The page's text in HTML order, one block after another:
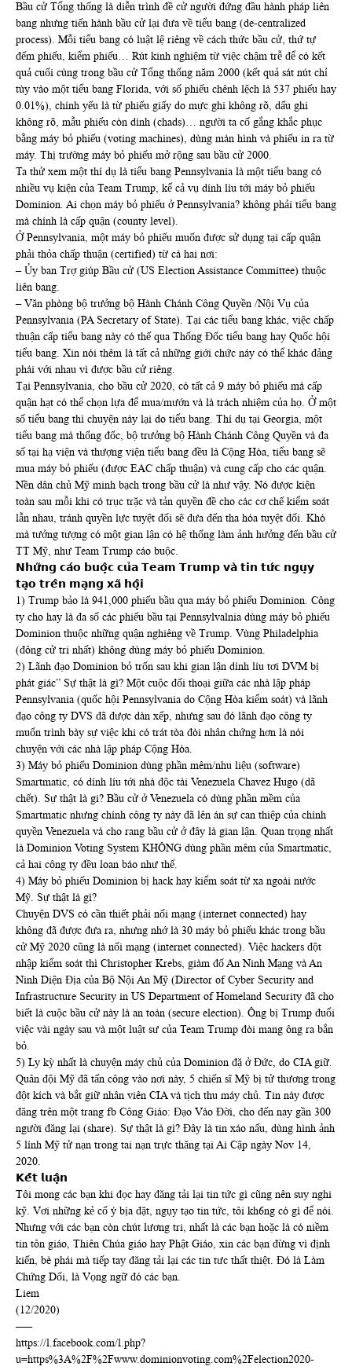
Bầu cử Tổng thống là diễn trình đề cử người đứng đầu hành pháp liên
bang nhưng tiến hành bầu cử lại đưa về tiểu bang (de-centralized
process). Mỗi tiểu bang có luật lệ riêng về cách thức bầu cử, thứ tự
đếm phiếu, kiểm phiếu… Rút kinh nghiệm từ việc chậm trễ để có kết
quả cuối cùng trong bầu cử Tổng thống năm 2000 (kết quả sát nút chỉ
tùy vào một tiểu bang Florida, với số phiếu chênh lệch là 537 phiếu hay
0.01%), chính yếu là từ phiếu giấy do mực ghi không rõ, dấu ghi
không rõ, mẫu phiếu còn dính (chads)… người ta cố gắng khắc phục
bằng máy bỏ phiếu (voting machines), dùng màn hình và phiếu in ra từ
máy. Thị trường máy bỏ phiếu mở rộng sau bầu cử 2000.
Ta thử xem một thí dụ là tiểu bang Pennsylvania là một tiểu bang có
nhiều vụ kiện của Team Trump, kể cả vụ dính líu tới máy bỏ phiếu
Dominion. Ai chọn máy bỏ phiếu ở Pennsylvania? không phải tiểu bang
mà chính là cấp quận (county level).
Ở Pennsylvania, một máy bỏ phiếu muốn được sử dụng tại cấp quận
phải thỏa chấp thuận (certified) từ cà hai nơi:
– Ủy ban Trợ giúp Bầu cử (US Election Assistance Committee) thuộc
liên bang.
– Văn phòng bộ trưởng bộ Hành Chánh Công Quyền /Nội Vụ của
Pennsylvania (PA Secretary of State). Tại các tiểu bang khác, việc chấp
thuận cấp tiểu bang này có thế qua Thống Đốc tiểu bang hay Quốc hội
tiểu bang. Xin nói thêm là tất cả những giới chức náy có thể khác đảng
phái với nhau vì được bầu cử riêng.
Tại Pennsylvania, cho bầu cử 2020, có tất cả 9 máy bỏ phiếu mà cấp
quận hạt có thể chọn lựa để mua/mướn và là trách nhiệm của họ. Ở một
số tiểu bang thì chuyện này lại do tiểu bang. Thí dụ tại Georgia, một
tiểu bang mà thống đốc, bộ trưởng bộ Hành Chánh Công Quyền và đa
số tại hạ viện và thượng viện tiểu bang đều là Cộng Hòa, tiểu bang sẽ
mua máy bỏ phiếu (được EAC chấp thuận) và cung cấp cho các quận.
Nền dân chủ Mỹ minh bạch trong bầu cử là như vậy. Nó được kiện
toàn sau mỗi khi có trục trặc và tản quyền đề cho các cơ chế kiểm soát
lẫn nhau, tránh quyền lực tuyệt đối sẽ đưa đến tha hóa tuyệt đối. Khó
mà tưởng tượng có một gian lận có hệ thống làm ảnh hưởng đến bầu cử
TT Mỹ, như Team Trump cáo buộc.
𝗡𝗵𝘂̛̃𝗻𝗴 𝗰𝗮́𝗼 𝗯𝘂𝗼̣̂𝗰 𝗰𝘂̉𝗮 𝗧𝗲𝗮𝗺 𝗧𝗿𝘂𝗺𝗽 𝘃𝗮̀ 𝘁𝗶𝗻 𝘁𝘂̛́𝗰 𝗻𝗴𝘂̣𝘆
𝘁𝗮̣𝗼 𝘁𝗿𝗲̂𝗻 𝗺𝗮̣𝗻𝗴 𝘅𝗮̃ 𝗵𝗼̣̂𝗶
1) Trump bảo là 941,000 phiếu bầu qua máy bỏ phiếu Dominion. Công
ty cho hay là đa số các phiếu bầu tại Pennsylvalnia dùng máy bỏ phiếu
Dominion thuộc những quận nghiêng về Trump. Vùng Philadelphia
(đông cử tri nhất) không dùng máy bỏ phiếu Dominion.
2) Lãnh đạo Dominion bỏ trốn sau khi gian lận dính líu tơi DVM bị
phát giác” Sự thật là gì? Một cuộc đối thoại giữa các nhà lập pháp
Pennsylvania (quốc hội Pennsylvania do Cộng Hòa kiểm soát) và lãnh
đạo công ty DVS đã được dàn xếp, nhưng sau đó lãnh đạo công ty
muốn trình bày sự việc khi có trát tòa đòi nhân chứng hơn là nói
chuyện với các nhà lập pháp Cộng Hòa.
3) Máy bỏ phiếu Dominion dùng phần mêm/nhu liệu (software)
Smartmatic, có dính líu tới nhà độc tài Venezuela Chavez Hugo (dã
chết). Sự thật là gi? Bầu cử ở Venezuela có dùng phần mềm của
Smartmatic nhưng chính công ty này đã lên án sự can thiệp của chính
quyền Venezuela và cho rang bầu cử ở đây là gian lận. Quan trọng nhất
là Dominion Voting System KHÔNG dùng phần mêm của Smartmatic,
cả hai công ty đều loan báo như thế.
4) Máy bỏ phiếu Dominion bị hack hay kiểm soát từ xa ngoài nước
Mỹ. Sự thật là gì?
Chuyện DVS có cần thiết phải nối mạng (internet connected) hay
không đã được đưa ra, nhưng nhớ là 30 máy bỏ phiếu khác trong bầu
cử Mỹ 2020 cũng là nối mạng (internet connected). Việc hackers đột
nhập kiểm soát thì Christopher Krebs, giàm đố An Ninh Mạng và An
Ninh Diện Địa của Bộ Nội An Mỹ (Director of Cyber Security and
Infrastructure Security in US Department of Homeland Security đã cho
biết là cuộc bầu cử này là an toàn (secure election). Ông bị Trump đuổi
việc vài ngày sau và một luật sư của Team Trump đòi mang ông ra bắn
bỏ.
5) Ly kỳ nhất là chuyện máy chủ của Dominion đặ ở Đức, do CIA giữ.
Quân đội Mỹ đã tấn công vào nơi này, 5 chiến sĩ Mỹ bị tử thương trong
đột kích và bắt giữ nhân viên CIA và tịch thu máy chủ. Tin này được
đăng trên một trang fb Công Giáo: Đạo Vào Đời, cho đến nay gần 300
người đăng lại (share). Sự thật là gì? Đây là tin xáo nấu, dùng hình ảnh
5 lính Mỹ tử nạn trong tai nạn trực thăng tại Ai Cập ngày Nov 14,
2020.
𝗞𝗲̂́𝘁 𝗹𝘂𝗮̣̂𝗻
Tôi mong các bạn khi đọc hay đăng tải lại tin tức gì cũng nên suy nghi
kỹ. Vơi những kẻ cố ý bịa đặt, ngụy tạo tin tức, tôi kh6ng có gì để nói.
Nhưng với các bạn còn chút lương tri, nhất là các bạn hoặc là có niềm
tin tôn giáo, Thiên Chúa giáo hay Phật Giáo, xin các bạn đừng vì định
kiến, bè phái mà tiếp tay đăng tải lại các tin tưc thất thiệt. Đó là Làm
Chứng Dối, là Vọng ngữ đó các bạn.
Liem
(12/2020)
—–
https://l.facebook.com/l.php?
u=https%3A%2F%2Fwww.dominionvoting.com%2Felection2020-